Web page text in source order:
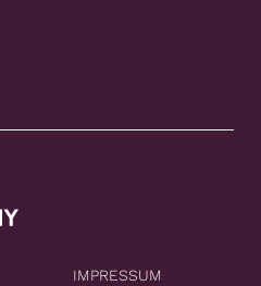
IMPRESSUM